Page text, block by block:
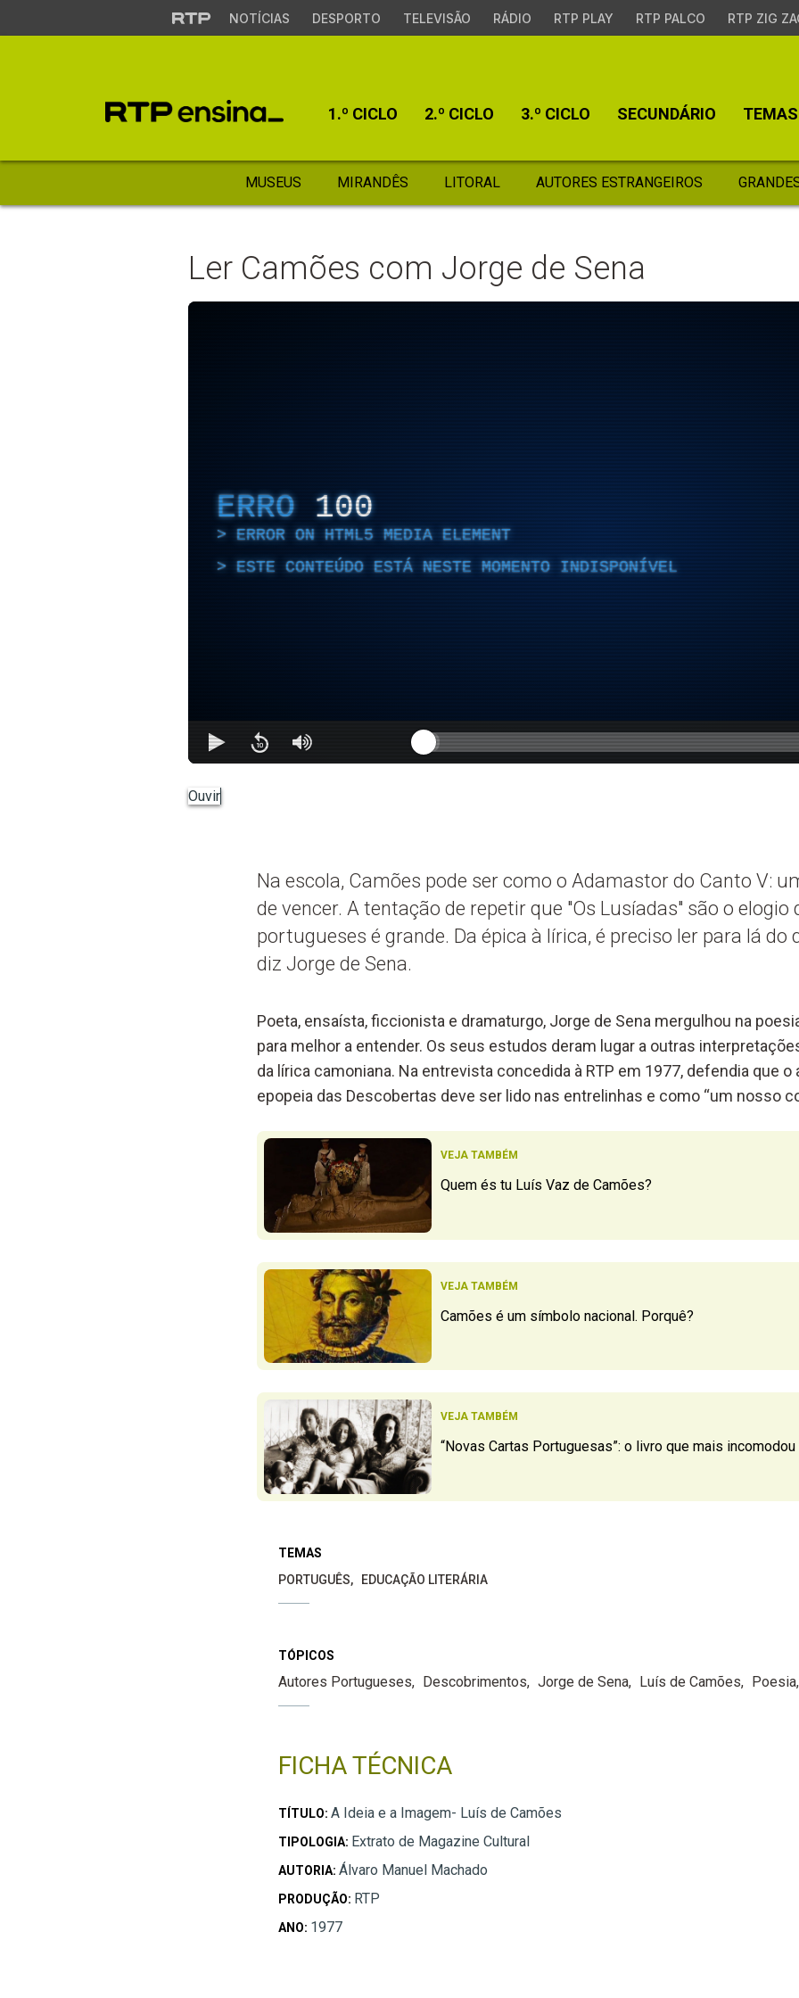
NOTÍCIAS DESPORTO TELEVISÃO RÁDIO RTP PLAY RTP PALCO RTP ZIG
1.º CICLO 2.º CICLO 3.º CICLO SECUNDÁRIO TEMAS
MUSEUS MIRANDÊS LITORAL AUTORES ESTRANGEIROS
Ler Camões com Jorge de Sena
ERRO 100
ERROR ON HTML5 MEDIA ELEMENT
ESTE CONTEÚDO ESTÁ NESTE MOMENTO INDISPONÍVEL
Ouvir
Na escola, Camões pode ser como o Adamastor do Canto V:
de vencer. A tentação de repetir que "Os Lusíadas" são o elogio
portugueses é grande. Da épica à lírica, é preciso ler para lá do
diz Jorge de Sena.
Poeta, ensaísta, ficcionista e dramaturgo, Jorge de Sena mergulhou na
para melhor a entender. Os seus estudos deram lugar a outras
da lírica camoniana. Na entrevista concedida à RTP em 1977, defendia que o
epopeia das Descobertas deve ser lido nas entrelinhas e como “um nosso
VEJA TAMBÉM
Quem és tu Luís Vaz de Camões?
VEJA TAMBÉM
Camões é um símbolo nacional. Porquê?
VEJA TAMBÉM
“Novas Cartas Portuguesas”: o livro que mais incomodou
TEMAS
PORTUGUÊS
EDUCAÇÃO LITERÁRIA
TÓPICOS
Autores Portugueses Descobrimentos Jorge de Sena Luís de Camões Poesia
FICHA TÉCNICA
TÍTULO: A Ideia e a Imagem- Luís de Camões
TIPOLOGIA: Extrato de Magazine Cultural
AUTORIA: Álvaro Manuel Machado
PRODUÇÃO: RTP
ANO: 1977